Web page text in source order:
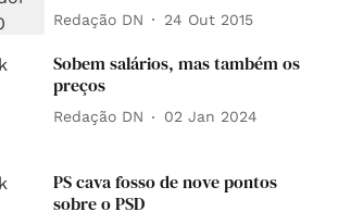
Redação DN 24 Out 2015
Sobem salários, mas também os
preços
Redação DN 02 Jan 2024
PS cava fosso de nove pontos
sobre o PSD